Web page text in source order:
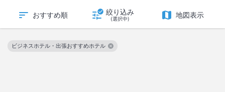
おすすめ順 絞り込み
(選択中) 地図表示
ビジネスホテル・出張おすすめホテル
この絞り込み条件を解除